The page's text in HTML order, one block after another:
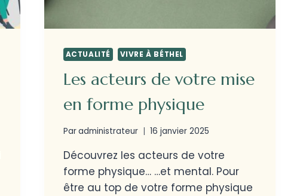
ACTUALITÉ VIVRE À BÉTHEL
Les acteurs de votre mise
en forme physique
Paradministrateur 16 janvier 2025
Découvrez les acteurs de votre
forme physique… …et mental. Pour
être au top de votre forme physique